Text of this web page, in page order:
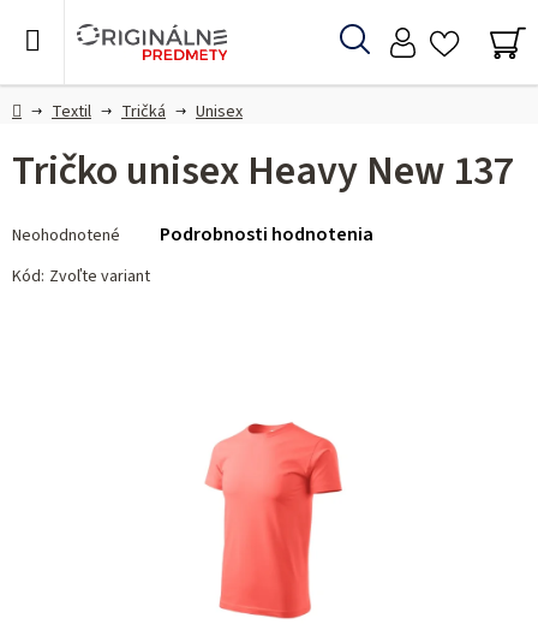
Hľadať
DomovTextil Tričká Unisex
Tričko unisex Heavy New 137
hodnotenie
produktu
Neohodnotené Podrobnosti hodnotenia
Kód: Zvoľte variant